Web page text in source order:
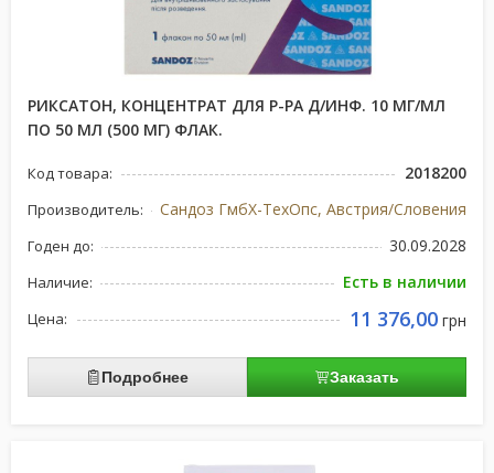
РИКСАТОН, КОНЦЕНТРАТ ДЛЯ Р-РА Д/ИНФ. 10 МГ/МЛ
ПО 50 МЛ (500 МГ) ФЛАК.
Код товара: 2018200
Производитель: Сандоз ГмбХ-ТехОпс, Австрия/Словения
Годен до: 30.09.2028
Наличие: Есть в наличии
Цена: 11 376,00 грн
Подробнее Заказать